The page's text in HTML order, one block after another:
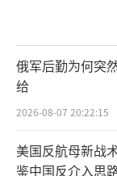
俄军后勤为何突
给
2026-08-07 20:22:15
美国反航母新战
鉴中国反介入思